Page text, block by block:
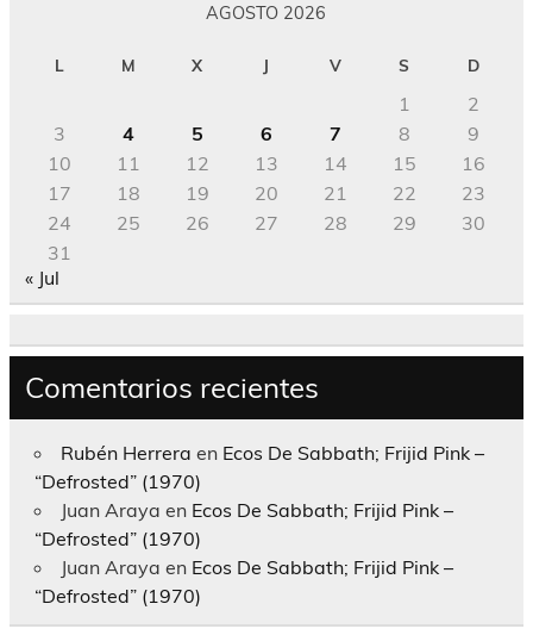
AGOSTO 2026
L M X J V S D
1
2
3
4 5 6 7 8
9
10
11 12 13 14 15
16
17
18 19 20 21 22
23
24
25 26 27 28 29
30
31
« Jul
Comentarios recientes
Rubén Herrera en Ecos De Sabbath; Frijid Pink –
“Defrosted” (1970)
Juan Araya en Ecos De Sabbath; Frijid Pink –
“Defrosted” (1970)
Juan Araya en Ecos De Sabbath; Frijid Pink –
“Defrosted” (1970)